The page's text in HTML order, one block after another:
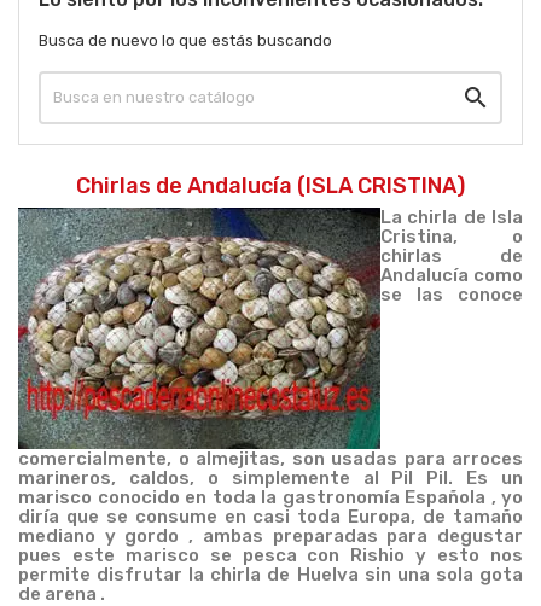
Busca de nuevo lo que estás buscando

Chirlas de Andalucía (ISLA CRISTINA)
La chirla de Isla
Cristina, o
chirlas de
Andalucía como
se las conoce
comercialmente, o almejitas, son usadas para arroces
marineros, caldos, o simplemente al Pil Pil. Es un
marisco conocido en toda la gastronomía Española , yo
diría que se consume en casi toda Europa, de tamaño
mediano y gordo , ambas preparadas para degustar
pues este marisco se pesca con Rishio y esto nos
permite disfrutar la chirla de Huelva sin una sola gota
de arena .